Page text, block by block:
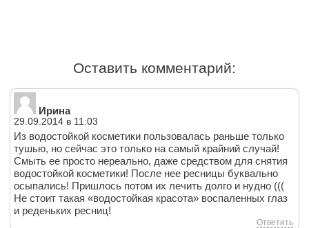
Оставить комментарий:
Ирина
29.09.2014 в 11:03
Из водостойкой косметики пользовалась раньше только
тушью, но сейчас это только на самый крайний случай!
Смыть ее просто нереально, даже средством для снятия
водостойкой косметики! После нее ресницы буквально
осыпались! Пришлось потом их лечить долго и нудно (((
Не стоит такая «водостойкая красота» воспаленных глаз
и реденьких ресниц!
Ответить